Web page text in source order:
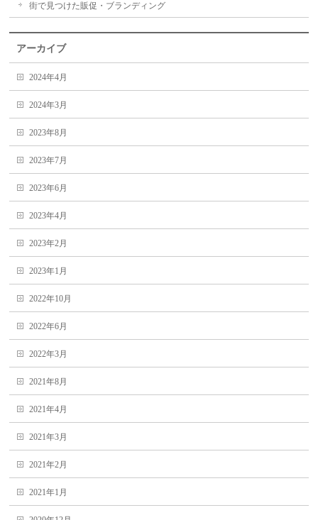
街で見つけた販促・ブランディング
アーカイブ
2024年4月
2024年3月
2023年8月
2023年7月
2023年6月
2023年4月
2023年2月
2023年1月
2022年10月
2022年6月
2022年3月
2021年8月
2021年4月
2021年3月
2021年2月
2021年1月